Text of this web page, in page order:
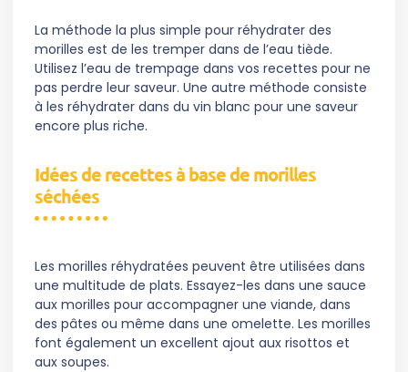
La méthode la plus simple pour réhydrater des
morilles est de les tremper dans de l’eau tiède.
Utilisez l’eau de trempage dans vos recettes pour ne
pas perdre leur saveur. Une autre méthode consiste
à les réhydrater dans du vin blanc pour une saveur
encore plus riche.
Idées de recettes à base de morilles
séchées
Les morilles réhydratées peuvent être utilisées dans
une multitude de plats. Essayez-les dans une sauce
aux morilles pour accompagner une viande, dans
des pâtes ou même dans une omelette. Les morilles
font également un excellent ajout aux risottos et
aux soupes.